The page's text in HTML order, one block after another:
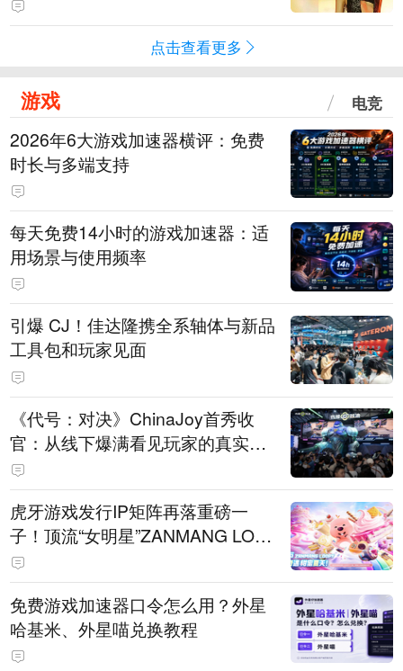
点击查看更多
游戏 电竞
2026年6大游戏加速器横评：免费
时长与多端支持
每天免费14小时的游戏加速器：适
用场景与使用频率
引爆 CJ！佳达隆携全系轴体与新品
工具包和玩家见面
《代号：对决》ChinaJoy首秀收
官：从线下爆满看见玩家的真实期
待
虎牙游戏发行IP矩阵再落重磅一
子！顶流“女明星”ZANMANG LOO
PY 正版3D消除手游《消消奇遇》
惊喜曝光
免费游戏加速器口令怎么用？外星
哈基米、外星喵兑换教程